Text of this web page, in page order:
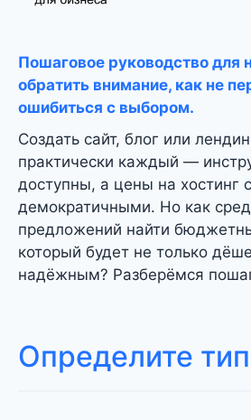
Пошаговое руководство для
обратить внимание, как не
ошибиться с выбором.
Создать сайт, блог или
практически каждый —
доступны, а цены на хостинг
демократичными. Но как
предложений найти
который будет не только
надёжным? Разберёмся
Определите